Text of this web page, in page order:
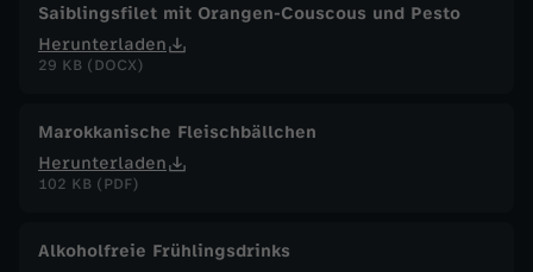
Saiblingsfilet mit Orangen-Couscous und Pesto
Herunterladen
29 KB (DOCX)
Marokkanische Fleischbällchen
Herunterladen
102 KB (PDF)
Alkoholfreie Frühlingsdrinks